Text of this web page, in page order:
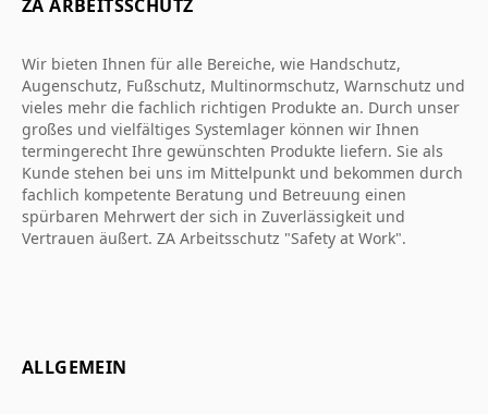
ZA ARBEITSSCHUTZ
Wir bieten Ihnen für alle Bereiche, wie Handschutz,
Augenschutz, Fußschutz, Multinormschutz, Warnschutz und
vieles mehr die fachlich richtigen Produkte an. Durch unser
großes und vielfältiges Systemlager können wir Ihnen
termingerecht Ihre gewünschten Produkte liefern. Sie als
Kunde stehen bei uns im Mittelpunkt und bekommen durch
fachlich kompetente Beratung und Betreuung einen
spürbaren Mehrwert der sich in Zuverlässigkeit und
Vertrauen äußert. ZA Arbeitsschutz "Safety at Work".
ALLGEMEIN